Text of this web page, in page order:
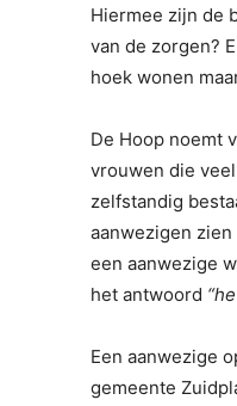
Hiermee zijn de
van de zorgen?
hoek wonen
De Hoop noemt
vrouwen die
zelfstandig
aanwezigen
een aanwezige
het antwoord
Een aanwezige
gemeente